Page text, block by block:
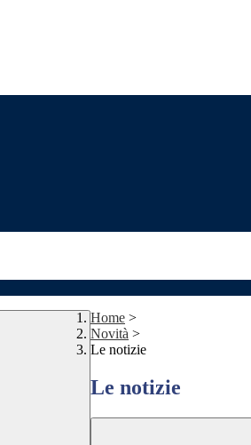
Home >
Novità >
Le notizie
Le notizie